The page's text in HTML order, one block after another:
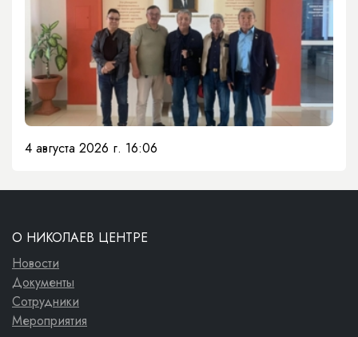
4 августа 2026 г. 16:06
О НИКОЛАЕВ ЦЕНТРЕ
Новости
Документы
Сотрудники
Мероприятия